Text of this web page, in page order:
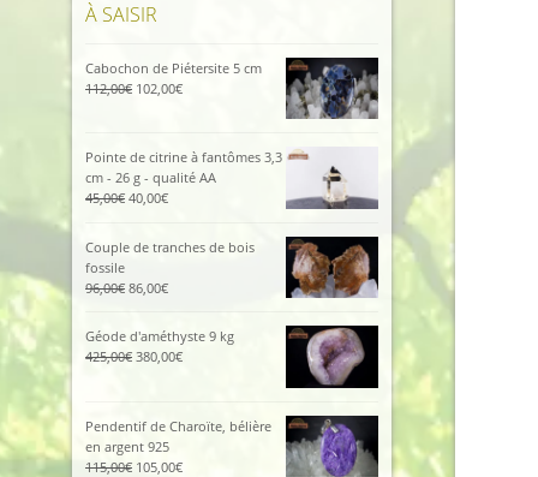
À SAISIR
Cabochon de Piétersite 5 cm
112,00€ Le
102,00€Le
est :
102,00€.
Pointe de citrine à fantômes 3,3
cm - 26 g - qualité AA
45,00€ Le
était :
40,00€Le
est :
Couple de tranches de bois
fossile
96,00€ Le
était :
96,00€.
86,00€Le
est :
86,00€.
Géode d'améthyste 9 kg
425,00€ Le
425,00€.
380,00€Le
380,00€.
Pendentif de Charoïte, bélière
en argent 925
115,00€ Le
105,00€Le